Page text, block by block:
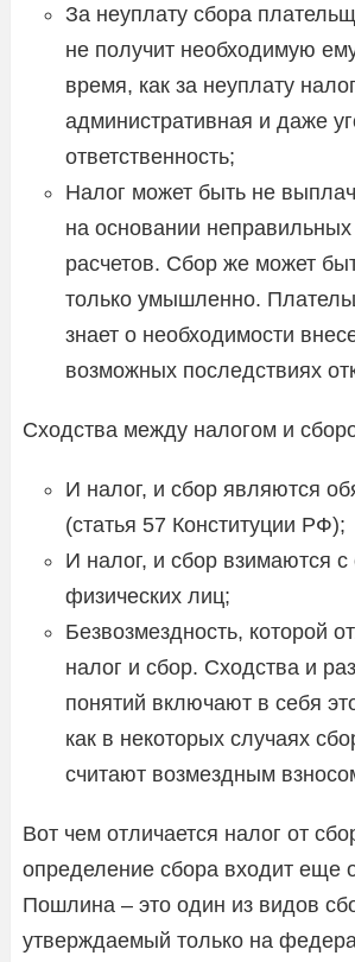
За неуплату сбора
не получит необходимую
время, как за неуплату
административная и даже
ответственность;
Налог может быть не
на основании неправильных
расчетов. Сбор же может
только умышленно.
знает о необходимости
возможных последствиях
Сходства между налогом и
И налог, и сбор являются
(статья 57 Конституции РФ);
И налог, и сбор взимаются с
физических лиц;
Безвозмездность, которой
налог и сбор. Сходства и
понятий включают в себя
как в некоторых случаях
считают возмездным
Вот чем отличается налог от
определение сбора входит еще
Пошлина – это один из видов
утверждаемый только на